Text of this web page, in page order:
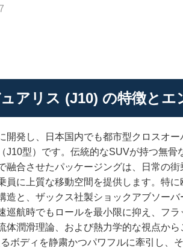
アリス (J10) の特徴とエ
開発し、日本国内でも都市型クロスオ
J10型）です。伝統的なSUVが持つ無
融合させたパッケージングは、日常の
員に上質な移動空間を提供します。特
造と、ザックス社製ショックアブソー
巡航時でもロールを最小限に抑え、フ
体潤滑理論、および熱力学的な視点か
ボディを静粛かつパワフルに牽引し、